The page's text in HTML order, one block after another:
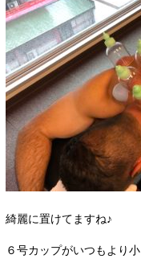
綺麗に置けてますね♪
６号カップがいつもより